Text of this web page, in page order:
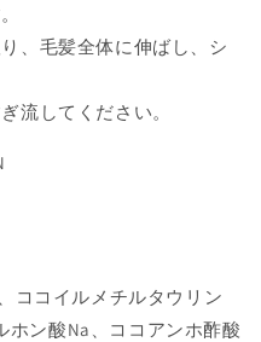
、毛髪全体に伸ばし、シ
流してください。
ココイルメチルタウリン
ホン酸Na、ココアンホ酢酸